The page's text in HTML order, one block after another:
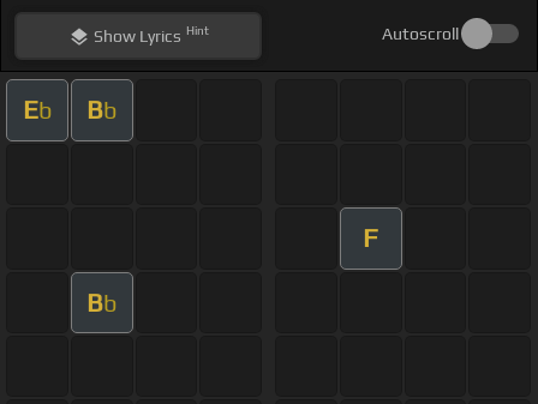
ShowLyrics Hint Autoscroll
Eb Bb
F
Bb